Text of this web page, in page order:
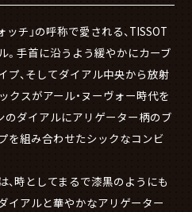
ッチ」の呼称で愛される、TISSOT
。手首に沿うよう緩やかにカーブ
プ、そしてダイアル中央から放射
スがアール・ヌーヴォー時代を
のダイアルにアリゲーター柄のブ
を組み合わせたシックなコンビ
時としてまるで漆黒のようにも
イアルと華やかなアリゲーター